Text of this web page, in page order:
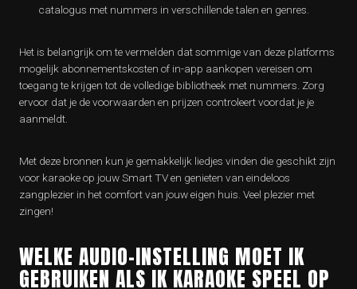
catalogus met nummers in verschillende talen en genres.
Het is belangrijk om te vermelden dat sommige van deze platforms
mogelijk abonnementskosten of in-app aankopen vereisen om
toegang te krijgen tot de volledige bibliotheek met nummers. Zorg
ervoor dat je de voorwaarden en prijzen controleert voordat je je
aanmeldt.
Met deze bronnen kun je gemakkelijk liedjes vinden die geschikt zijn
voor karaoke op jouw Smart TV en genieten van eindeloos
zangplezier in het comfort van jouw eigen huis. Veel plezier met
zingen!
WELKE AUDIO-INSTELLING MOET IK
GEBRUIKEN ALS IK KARAOKE SPEEL OP